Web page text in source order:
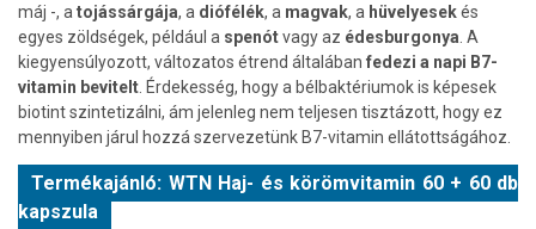
máj -, a tojássárgája, a diófélék, a magvak, a hüvelyesekés
egyes zöldségek, például a spenótvagy az édesburgonya . A
kiegyensúlyozott, változatos étrend általában fedezi a napi B7-
vitamin bevitelt . Érdekesség, hogy a bélbaktériumok is képesek
biotint szintetizálni, ám jelenleg nem teljesen tisztázott, hogy ez
mennyiben járul hozzá szervezetünk B7-vitamin ellátottságához.
Termékajánló: WTN Haj- és körömvitamin 60 + 60 db
kapszula